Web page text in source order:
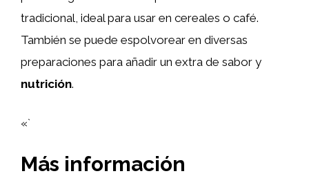
tradicional, ideal para usar en cereales o café.
También se puede espolvorear en diversas
preparaciones para añadir un extra de sabor y
nutrición.
«`
Más información